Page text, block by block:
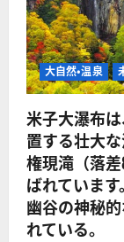
大自然・温泉
米子大瀑布
置する壮大
権現滝（落
ばれていま
幽谷の神秘
れている。